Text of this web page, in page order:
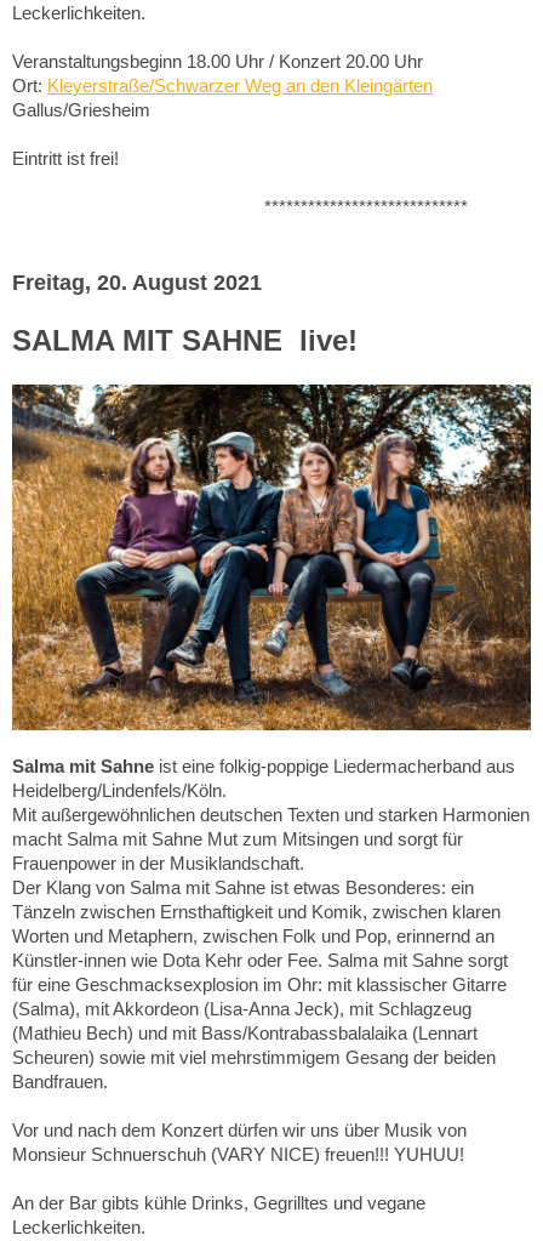
Leckerlichkeiten.
Veranstaltungsbeginn 18.00 Uhr / Konzert 20.00 Uhr
Ort: Kleyerstraße/Schwarzer Weg an den Kleingärten
Gallus/Griesheim
Eintritt ist frei!
****************************
Freitag, 20. August 2021
SALMA MIT SAHNE live!
Salma mit Sahne ist eine folkig-poppige Liedermacherband aus
Heidelberg/Lindenfels/Köln.
Mit außergewöhnlichen deutschen Texten und starken Harmonien
macht Salma mit Sahne Mut zum Mitsingen und sorgt für
Frauenpower in der Musiklandschaft.
Der Klang von Salma mit Sahne ist etwas Besonderes: ein
Tänzeln zwischen Ernsthaftigkeit und Komik, zwischen klaren
Worten und Metaphern, zwischen Folk und Pop, erinnernd an
Künstler-innen wie Dota Kehr oder Fee. Salma mit Sahne sorgt
für eine Geschmacksexplosion im Ohr: mit klassischer Gitarre
(Salma), mit Akkordeon (Lisa-Anna Jeck), mit Schlagzeug
(Mathieu Bech) und mit Bass/Kontrabassbalalaika (Lennart
Scheuren) sowie mit viel mehrstimmigem Gesang der beiden
Bandfrauen.
Vor und nach dem Konzert dürfen wir uns über Musik von
Monsieur Schnuerschuh (VARY NICE) freuen!!! YUHUU!
An der Bar gibts kühle Drinks, Gegrilltes und vegane
Leckerlichkeiten.